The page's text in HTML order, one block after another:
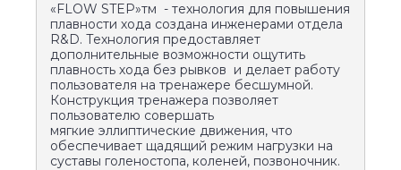
«FLOW STEP»тм - технология для повышения
плавности хода создана инженерами отдела
R&D. Технология предоставляет
дополнительные возможности ощутить
плавность хода без рывков и делает работу
пользователя на тренажере бесшумной.
Конструкция тренажера позволяет
пользователю совершать
мягкие эллиптические движения, что
обеспечивает щадящий режим нагрузки на
суставы голеностопа, коленей, позвоночник.